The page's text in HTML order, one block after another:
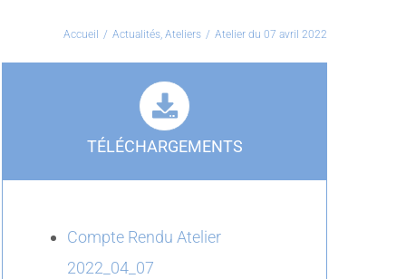
Accueil / Actualités,Ateliers / Atelier du 07 avril 2022
TÉLÉCHARGEMENTS
Compte Rendu Atelier
2022_04_07